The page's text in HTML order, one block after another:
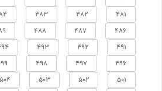
481
482
483
486
487
488
491
492
493
496
497
498
501
502
503
504